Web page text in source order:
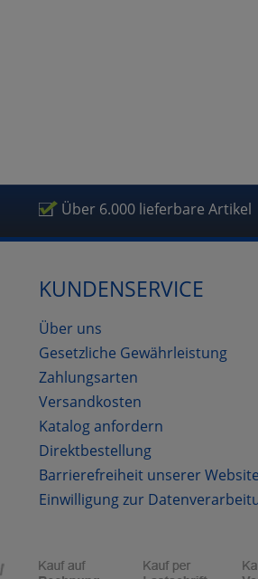
Über 6.000 lieferbare Artikel
KUNDENSERVICE
Über uns
Gesetzliche Gewährleistung
Zahlungsarten
Versandkosten
Katalog anfordern
Direktbestellung
Barrierefreiheit unserer Website
Einwilligung zur